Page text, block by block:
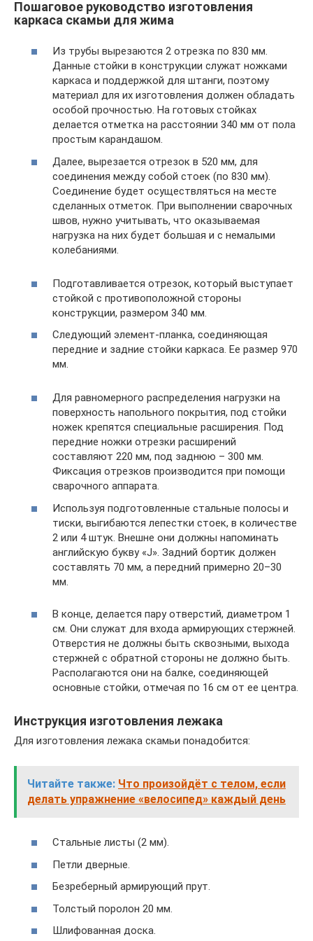
Пошаговое руководство изготовления
каркаса скамьи для жима
Из трубы вырезаются 2 отрезка по 830 мм.
Данные стойки в конструкции служат ножками
каркаса и поддержкой для штанги, поэтому
материал для их изготовления должен обладать
особой прочностью. На готовых стойках
делается отметка на расстоянии 340 мм от пола
простым карандашом.
Далее, вырезается отрезок в 520 мм, для
соединения между собой стоек (по 830 мм).
Соединение будет осуществляться на месте
сделанных отметок. При выполнении сварочных
швов, нужно учитывать, что оказываемая
нагрузка на них будет большая и с немалыми
колебаниями.
Подготавливается отрезок, который выступает
стойкой с противоположной стороны
конструкции, размером 340 мм.
Следующий элемент-планка, соединяющая
передние и задние стойки каркаса. Ее размер 970
мм.
Для равномерного распределения нагрузки на
поверхность напольного покрытия, под стойки
ножек крепятся специальные расширения. Под
передние ножки отрезки расширений
составляют 220 мм, под заднюю – 300 мм.
Фиксация отрезков производится при помощи
сварочного аппарата.
Используя подготовленные стальные полосы и
тиски, выгибаются лепестки стоек, в количестве
2 или 4 штук. Внешне они должны напоминать
английскую букву «J». Задний бортик должен
составлять 70 мм, а передний примерно 20–30
мм.
В конце, делается пару отверстий, диаметром 1
см. Они служат для входа армирующих стержней.
Отверстия не должны быть сквозными, выхода
стержней с обратной стороны не должно быть.
Располагаются они на балке, соединяющей
основные стойки, отмечая по 16 см от ее центра.
Инструкция изготовления лежака
Для изготовления лежака скамьи понадобится:
Читайте также: Что произойдёт с телом, если
делать упражнение «велосипед» каждый день
Стальные листы (2 мм).
Петли дверные.
Безреберный армирующий прут.
Толстый поролон 20 мм.
Шлифованная доска.